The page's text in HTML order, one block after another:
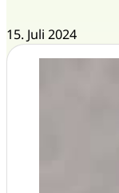
15. Juli 2024